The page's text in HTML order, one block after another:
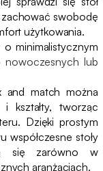
zachować swobodę
użytkowania.
minimalistycznym
nowoczesnych lub
and match można
i kształty, tworząc
Dzięki prostym
współczesne stoły
się zarówno w
aranżacjach.